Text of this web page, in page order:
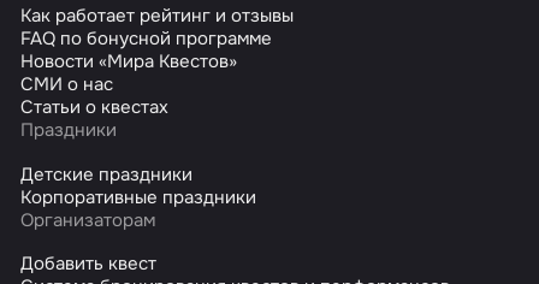
Как работает рейтинг и отзывы
FAQ по бонусной программе
Новости «Мира Квестов»
СМИ о нас
Статьи о квестах
Праздники
Детские праздники
Корпоративные праздники
Организаторам
Добавить квест